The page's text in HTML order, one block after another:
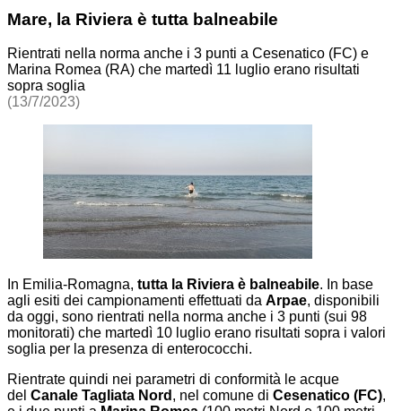
Mare, la Riviera è tutta balneabile
Rientrati nella norma anche i 3 punti a Cesenatico (FC) e
Marina Romea (RA) che martedì 11 luglio erano risultati
sopra soglia
(13/7/2023)
In Emilia-Romagna, tutta la Riviera è balneabile. In base
agli esiti dei campionamenti effettuati da Arpae, disponibili
da oggi, sono rientrati nella norma anche i 3 punti (sui 98
monitorati) che martedì 10 luglio erano risultati sopra i valori
soglia per la presenza di enterococchi.
Rientrate quindi nei parametri di conformità le acque
del Canale Tagliata Nord , nel comune di Cesenatico (FC),